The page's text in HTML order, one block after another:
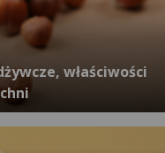
właściwości